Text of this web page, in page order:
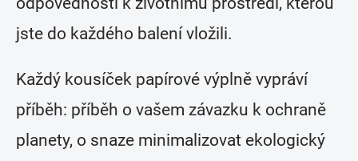
jste do každého balení vložili.
Každý kousíček papírové výplně vypráví
příběh: příběh o vašem závazku k ochraně
planety, o snaze minimalizovat ekologický